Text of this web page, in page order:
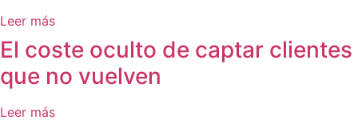
Leer más
El coste oculto de captar clientes
que no vuelven
Leer más